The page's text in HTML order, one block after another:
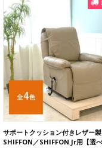
サポートクッション付きレザー
SHIFFON／SHIFFON Jr用【選べ